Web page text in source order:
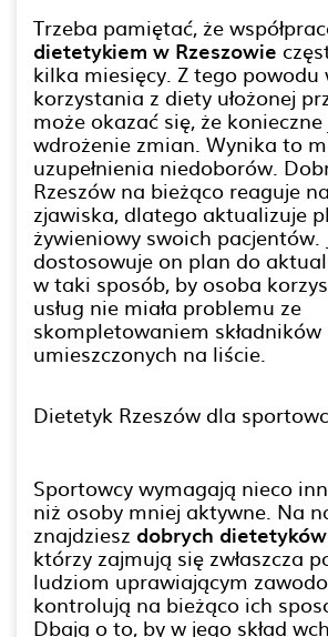
Trzeba pamiętać, że
dietetykiem w Rzeszowie
kilka miesięcy. Z tego powodu
korzystania z diety ułożonej
może okazać się, że
wdrożenie zmian. Wynika to
uzupełnienia niedoborów.
Rzeszów na bieżąco reaguje
zjawiska, dlatego aktualizuje
żywieniowy swoich pacjentów.
dostosowuje on plan do
w taki sposób, by osoba
usług nie miała problemu ze
skompletowaniem składników
umieszczonych na liście.
Dietetyk Rzeszów dla
Sportowcy wymagają nieco
niż osoby mniej aktywne. Na
znajdziesz dobrych
którzy zajmują się zwłaszcza
ludziom uprawiającym
kontrolują na bieżąco ich
Dbają o to, by w jego skład